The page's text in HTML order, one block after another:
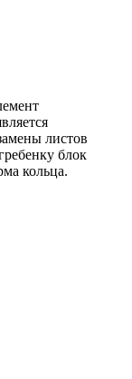
листов
блок
кольца.